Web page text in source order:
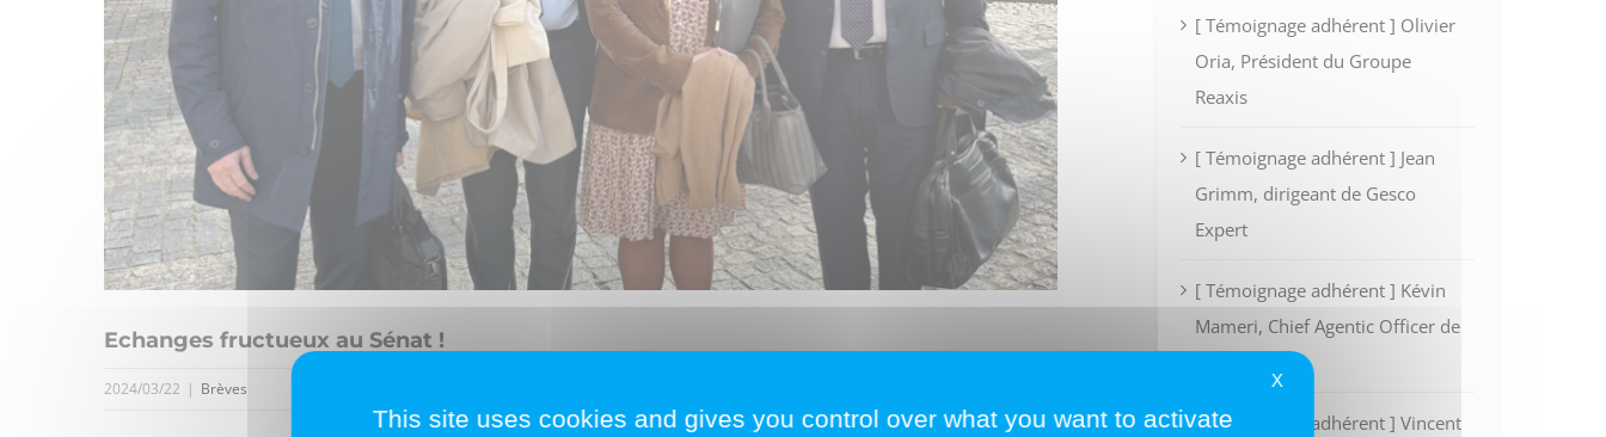
Echanges fructueux au Sénat !
2024/03/22 | Brèves
[ Témoignage adhérent ] Olivier
Oria, Président du Groupe
Reaxis
[ Témoignage adhérent ] Jean
Grimm, dirigeant de Gesco
Expert
[ Témoignage adhérent ] Kévin
Mameri, Chief Agentic Officer de
[ Témoignage adhérent ] Vincent
X
This site uses cookies and gives you control over what you want to activate